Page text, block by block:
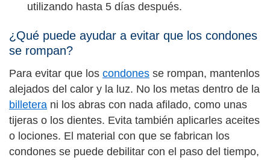
utilizando hasta 5 días después.
¿Qué puede ayudar a evitar que los condones
se rompan?
Para evitar que los condones se rompan, mantenlos
alejados del calor y la luz. No los metas dentro de la
billetera ni los abras con nada afilado, como unas
tijeras o los dientes. Evita también aplicarles aceites
o lociones. El material con que se fabrican los
condones se puede debilitar con el paso del tiempo,